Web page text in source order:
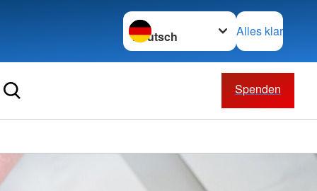
Sprache wechseln zu
Alles klar
Spenden